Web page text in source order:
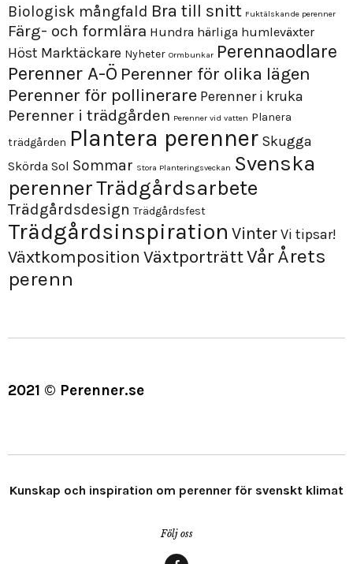
Biologisk mångfald Bra till snitt Fuktälskande perenner
Färg- och formlära Hundra härliga humleväxter
Höst Marktäckare Nyheter Ormbunkar Perennaodlare
Perenner A-Ö Perenner för olika lägen
Perenner för pollinerare Perenner i kruka
Perenner i trädgården Perenner vid vatten Planera
trädgården Plantera perenner Skugga
Skörda Sol Sommar Stora Planteringsveckan Svenska
perennerTrädgårdsarbete
Trädgårdsdesign Trädgårdsfest
Trädgårdsinspiration VinterVi tipsar!
Växtkomposition VäxtporträttVårÅrets
perenn
2021 © Perenner.se
Kunskap och inspiration om perenner för svenskt klimat
Följ oss